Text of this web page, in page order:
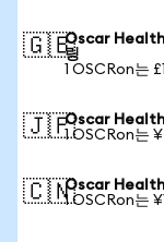
🇬🇧Oscar Health
링
1 OSCRon는
🇯🇵Oscar Health
1 OSCRon는
🇨🇳Oscar
1 OSCRon는